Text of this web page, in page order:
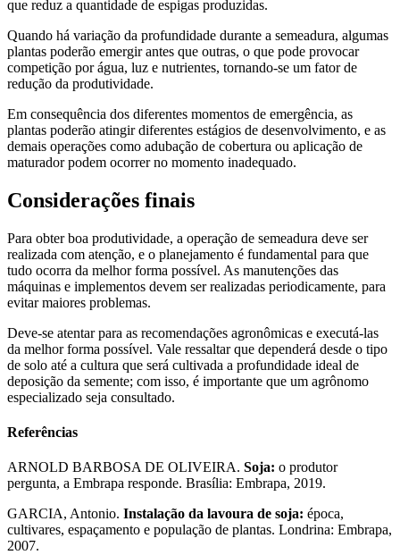
que reduz a quantidade de espigas produzidas.
Quando há variação da profundidade durante a semeadura, algumas
plantas poderão emergir antes que outras, o que pode provocar
competição por água, luz e nutrientes, tornando-se um fator de
redução da produtividade.
Em consequência dos diferentes momentos de emergência, as
plantas poderão atingir diferentes estágios de desenvolvimento, e as
demais operações como adubação de cobertura ou aplicação de
maturador podem ocorrer no momento inadequado.
Considerações finais
Para obter boa produtividade, a operação de semeadura deve ser
realizada com atenção, e o planejamento é fundamental para que
tudo ocorra da melhor forma possível. As manutenções das
máquinas e implementos devem ser realizadas periodicamente, para
evitar maiores problemas.
Deve-se atentar para as recomendações agronômicas e executá-las
da melhor forma possível. Vale ressaltar que dependerá desde o tipo
de solo até a cultura que será cultivada a profundidade ideal de
deposição da semente; com isso, é importante que um agrônomo
especializado seja consultado.
Referências
ARNOLD BARBOSA DE OLIVEIRA. Soja: o produtor
pergunta, a Embrapa responde. Brasília: Embrapa, 2019.
GARCIA, Antonio. Instalação da lavoura de soja: época,
cultivares, espaçamento e população de plantas. Londrina: Embrapa,
2007.